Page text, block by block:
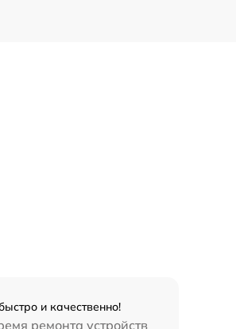
и качественно!
ремонта устройств